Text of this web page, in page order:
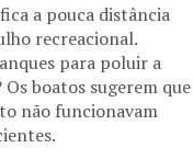
a pouca distância
recreacional.
para poluir a
boatos sugerem que
não funcionavam